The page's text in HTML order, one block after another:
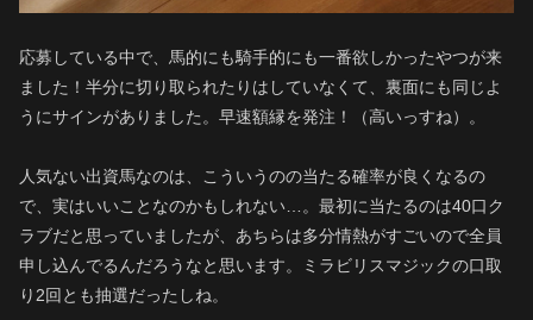
応募している中で、馬的にも騎手的にも一番欲しかったやつが来
ました！半分に切り取られたりはしていなくて、裏面にも同じよ
うにサインがありました。早速額縁を発注！（高いっすね）。
人気ない出資馬なのは、こういうのの当たる確率が良くなるの
で、実はいいことなのかもしれない…。最初に当たるのは40口ク
ラブだと思っていましたが、あちらは多分情熱がすごいので全員
申し込んでるんだろうなと思います。ミラビリスマジックの口取
り2回とも抽選だったしね。